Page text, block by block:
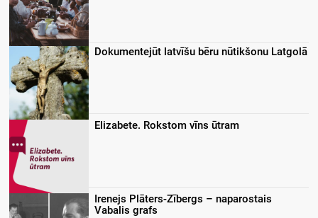
Dokumentejūt latvīšu bēru nūtikšonu Latgolā
Elizabete. Rokstom vīns ūtram
Irenejs Plāters-Zībergs – naparostais
Vabalis grafs